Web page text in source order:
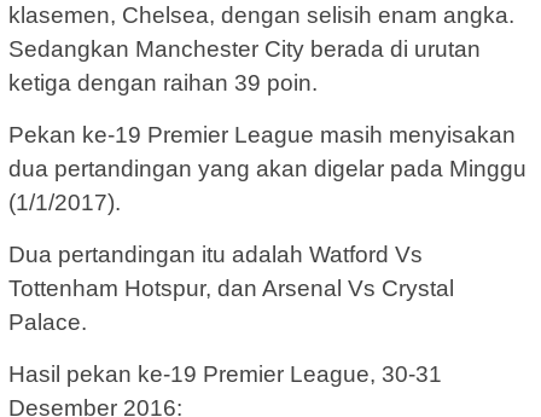
klasemen, Chelsea, dengan selisih enam angka.
Sedangkan Manchester City berada di urutan
ketiga dengan raihan 39 poin.
Pekan ke-19 Premier League masih menyisakan
dua pertandingan yang akan digelar pada Minggu
(1/1/2017).
Dua pertandingan itu adalah Watford Vs
Tottenham Hotspur, dan Arsenal Vs Crystal
Palace.
Hasil pekan ke-19 Premier League, 30-31
Desember 2016: